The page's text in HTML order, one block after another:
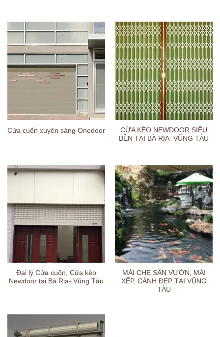
Cửa cuốn xuyên sáng Onedoor
CỬA KÉO NEWDOOR SIÊU
BỀN TẠI BÀ RỊA -VŨNG TÀU
Đại lý Cửa cuốn, Cửa kéo
Newdoor tại Bà Rịa- Vũng Tàu
MÁI CHE SÂN VƯỜN, MÁI
XẾP, CẢNH ĐẸP TẠI VŨNG
TÀU